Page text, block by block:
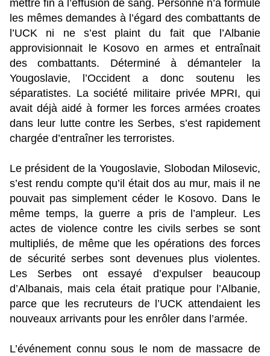
mettre fin à l’effusion de sang. Personne n’a formulé
les mêmes demandes à l’égard des combattants de
l’UCK ni ne s’est plaint du fait que l’Albanie
approvisionnait le Kosovo en armes et entraînait
des combattants. Déterminé à démanteler la
Yougoslavie, l’Occident a donc soutenu les
séparatistes. La société militaire privée MPRI, qui
avait déjà aidé à former les forces armées croates
dans leur lutte contre les Serbes, s’est rapidement
chargée d’entraîner les terroristes.
Le président de la Yougoslavie, Slobodan Milosevic,
s’est rendu compte qu’il était dos au mur, mais il ne
pouvait pas simplement céder le Kosovo. Dans le
même temps, la guerre a pris de l’ampleur. Les
actes de violence contre les civils serbes se sont
multipliés, de même que les opérations des forces
de sécurité serbes sont devenues plus violentes.
Les Serbes ont essayé d’expulser beaucoup
d’Albanais, mais cela était pratique pour l’Albanie,
parce que les recruteurs de l’UCK attendaient les
nouveaux arrivants pour les enrôler dans l’armée.
L’événement connu sous le nom de massacre de